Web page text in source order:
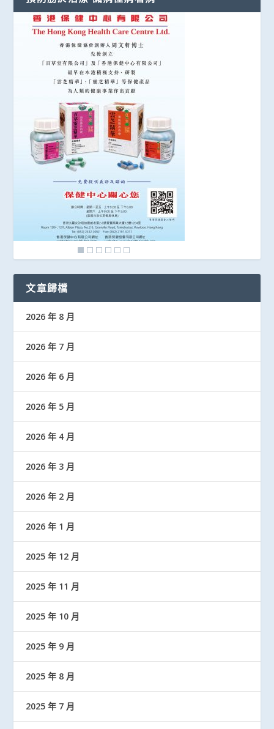
文章歸檔
2026 年 8 月
2026 年 7 月
2026 年 6 月
2026 年 5 月
2026 年 4 月
2026 年 3 月
2026 年 2 月
2026 年 1 月
2025 年 12 月
2025 年 11 月
2025 年 10 月
2025 年 9 月
2025 年 8 月
2025 年 7 月